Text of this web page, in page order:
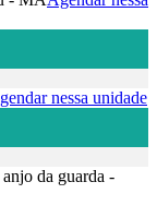
nessa unidade
da guarda -